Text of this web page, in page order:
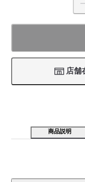
店舗
商品説明